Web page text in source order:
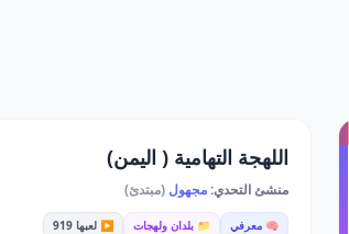
اللهجة التهامية ( اليمن)
منشئ التحدي:مجهول (مبتدئ)
🧠 معرفي 📁 بلدان ولهجات ▶️ لعبها 919